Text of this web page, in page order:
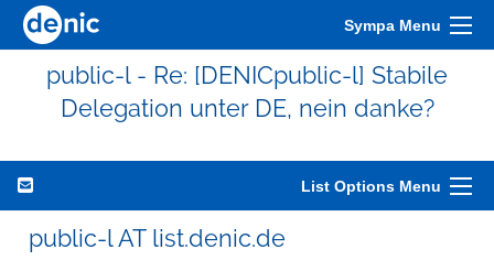
Sympa Menu
public-l - Re: [DENICpublic-l] Stabile
Delegation unter DE, nein danke?
List Options Menu
public-l AT list.denic.de